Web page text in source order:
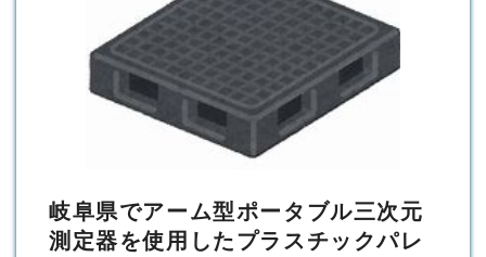
岐阜県でアーム型ポータブル三次元
測定器を使用したプラスチックパレ